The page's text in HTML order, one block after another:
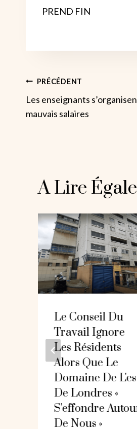
PREND FIN
Navigation
De
PRÉCÉDENT
Les enseignants
mauvais salaires
A Lire
Le Conseil Du
Travail Ignore
Les Résidents
Alors Que Le
Domaine De
De Londres «
S'effondre
De Nous »